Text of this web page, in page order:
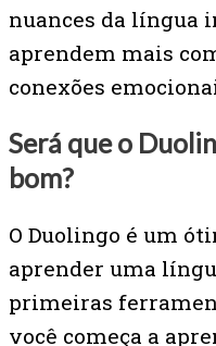
nuances da língua
aprendem mais
conexões
Será que o
bom?
O Duolingo é um
aprender uma
primeiras
você começa a